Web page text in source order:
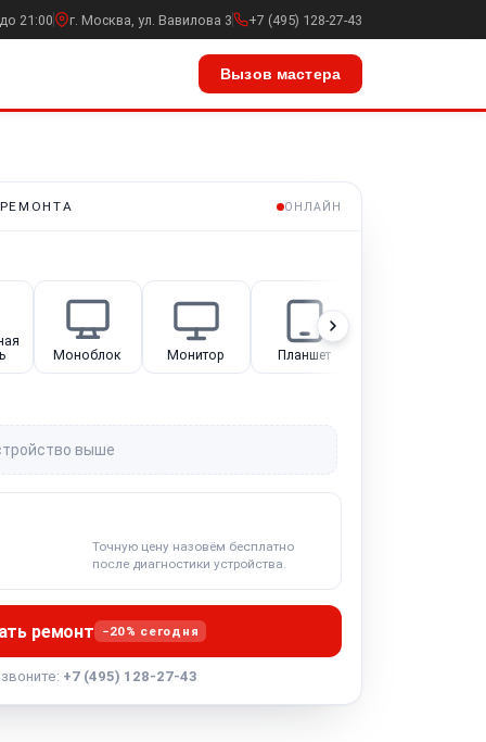
21:00 г. Москва, ул. Вавилова 3 +7 (495) 128-27-43
Вызов мастера
ОНЛАЙН
Моноблок Монитор Планшет
выше
Точную цену назовём бесплатно
после диагностики устройства.
ремонт −20% сегодня
+7 (495) 128-27-43